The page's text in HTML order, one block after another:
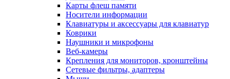
Карты флеш памяти
Носители информации
Клавиатуры и аксессуары для клавиатур
Коврики
Наушники и микрофоны
Веб-камеры
Крепления для мониторов, кронштейны
Сетевые фильтры, адаптеры